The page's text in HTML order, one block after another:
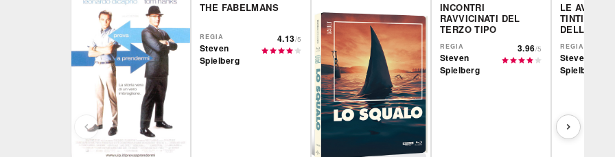
THE FABELMANS
REGIA
Steven
Spielberg
4.13/5
INCONTRI
RAVVICINATI DEL
TERZO TIPO
REGIA
Steven
Spielberg
3.96/5
LE
TINTIN - IL
REGIA
Steven
Spielberg